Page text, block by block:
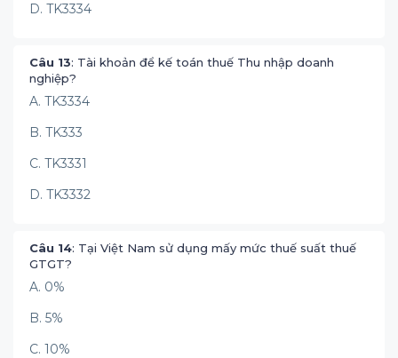
D. TK3334
Câu 13: Tài khoản để kế toán thuế Thu nhập doanh
nghiệp?
A. TK3334
B. TK333
C. TK3331
D. TK3332
Câu 14: Tại Việt Nam sử dụng mấy mức thuế suất thuế
GTGT?
A. 0%
B. 5%
C. 10%